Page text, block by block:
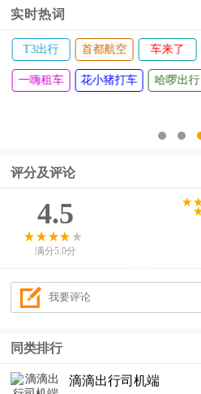
实时热词
中青遨游旅行 百度地图 美团打车
订票助手12308火车票
评分及评论
4.5
满分5.0分
同类排行
滴滴出行司机端